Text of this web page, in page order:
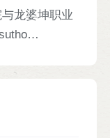
龙婆坤职业
文培训以及中
，副校